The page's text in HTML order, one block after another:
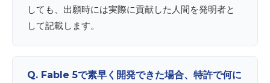
しても、出願時には実際に貢献した人間を発明者と
して記載します。
Q. Fable 5で素早く開発できた場合、特許で何に